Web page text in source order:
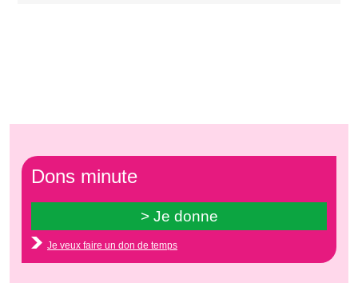
Dons minute
Je veux faire un don de temps